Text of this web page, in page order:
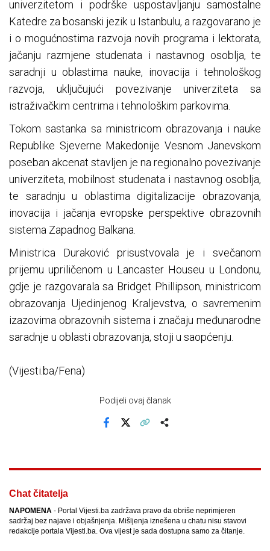
univerzitetom i podrške uspostavljanju samostalne
Katedre za bosanski jezik u Istanbulu, a razgovarano je
i o mogućnostima razvoja novih programa i lektorata,
jačanju razmjene studenata i nastavnog osoblja, te
saradnji u oblastima nauke, inovacija i tehnološkog
razvoja, uključujući povezivanje univerziteta sa
istraživačkim centrima i tehnološkim parkovima.
Tokom sastanka sa ministricom obrazovanja i nauke
Republike Sjeverne Makedonije Vesnom Janevskom
poseban akcenat stavljen je na regionalno povezivanje
univerziteta, mobilnost studenata i nastavnog osoblja,
te saradnju u oblastima digitalizacije obrazovanja,
inovacija i jačanja evropske perspektive obrazovnih
sistema Zapadnog Balkana.
Ministrica Duraković prisustvovala je i svečanom
prijemu upriličenom u Lancaster Houseu u Londonu,
gdje je razgovarala sa Bridget Phillipson, ministricom
obrazovanja Ujedinjenog Kraljevstva, o savremenim
izazovima obrazovnih sistema i značaju međunarodne
saradnje u oblasti obrazovanja, stoji u saopćenju.
(Vijesti.ba/Fena)
Podijeli ovaj članak
Chat čitatelja
NAPOMENA - Portal Vijesti.ba zadržava pravo da obriše neprimjeren
sadržaj bez najave i objašnjenja. Mišljenja iznešena u chatu nisu stavovi
redakcije portala Vijesti.ba. Ova vijest je sada dostupna samo za čitanje.